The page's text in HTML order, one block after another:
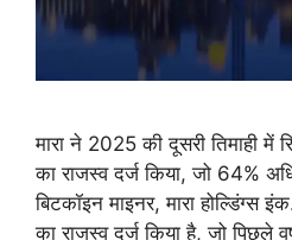
मारा ने 2025 की दूसरी तिमाही में
का राजस्व दर्ज किया, जो 64%
बिटकॉइन माइनर, मारा होल्डिंग्स
का राजस्व दर्ज किया है, जो पिछले